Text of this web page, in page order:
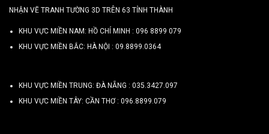
NHẬN VẼ TRANH TƯỜNG 3D TRÊN 63 TỈNH THÀNH
KHU VỰC MIỀN NAM: HỒ CHÍ MINH : 096 8899 079
KHU VỰC MIỀN BẮC: HÀ NỘI : 09.8899.0364
KHU VỰC MIỀN TRUNG: ĐÀ NẴNG : 035.3427.097
KHU VỰC MIỀN TÂY: CẦN THƠ : 096.8899.079